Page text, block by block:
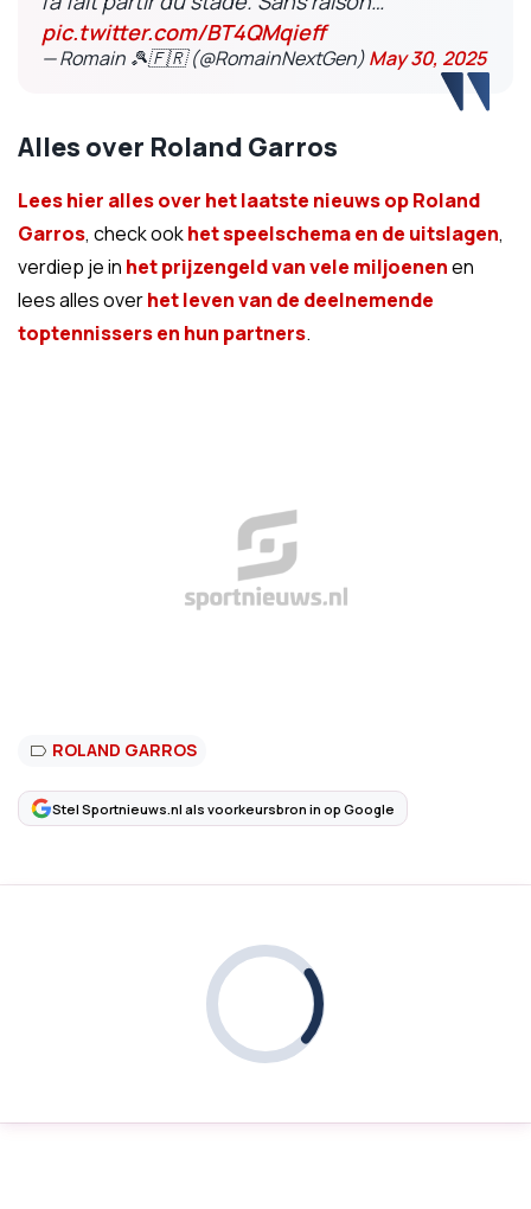
pic.twitter.com/BT4QMqieff
— Romain 🎾🇫🇷 (@RomainNextGen)May 30, 2025
Alles over Roland Garros
Lees hier alles over het laatste nieuws op Roland
Garros, check ookhet speelschema en de uitslagen,
verdiep je in het prijzengeld van vele miljoenenen
lees alles overhet leven van de deelnemende
toptennissers en hun partners.
ROLAND GARROS
Stel Sportnieuws.nl als voorkeursbron in op Google